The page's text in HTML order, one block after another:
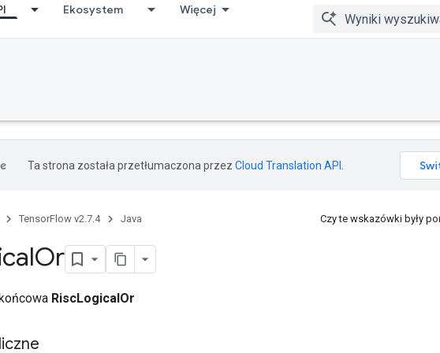
Ekosystem Więcej
Ta strona została przetłumaczona przez Cloud Translation API
TensorFlow v2.7.4 Java Czy te wskazówki były
Or
RiscLogicalOr